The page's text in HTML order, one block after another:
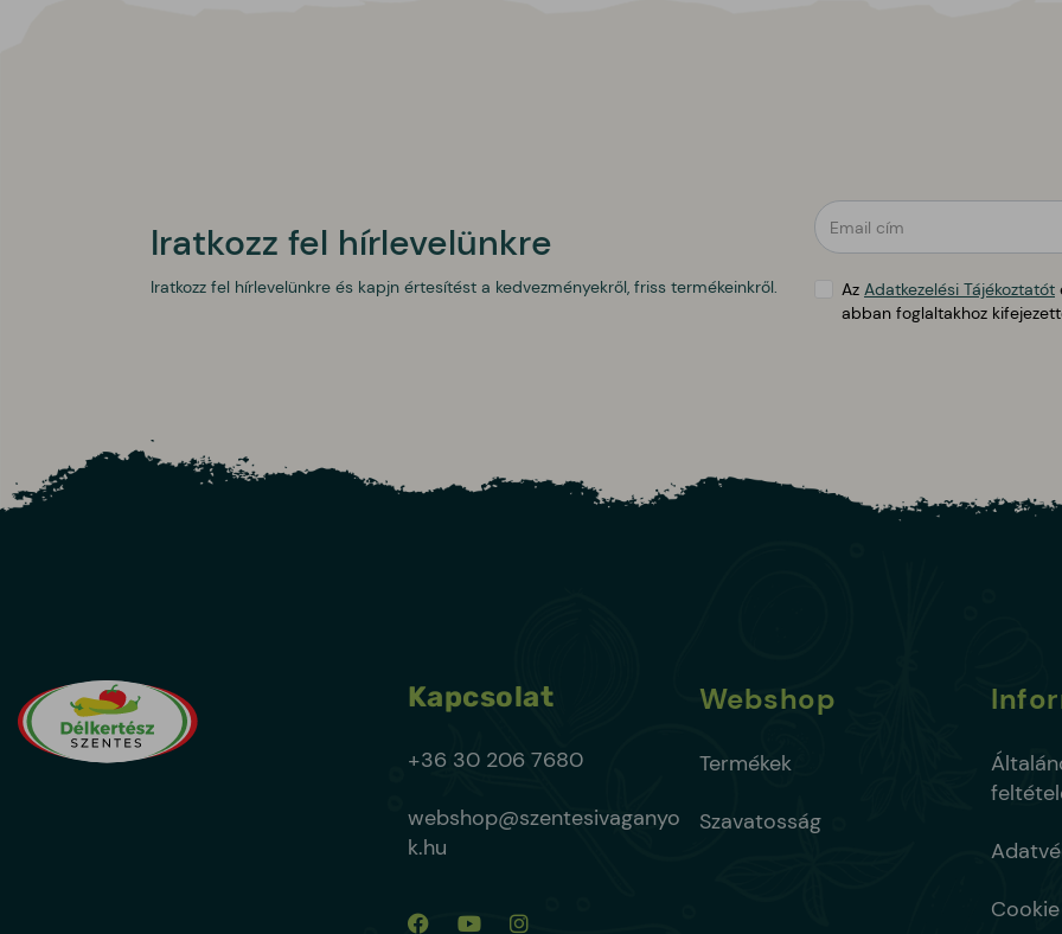
Iratkozz fel hírlevelünkre
Iratkozz fel hírlevelünkre és kapjn értesítést a kedvezményekről, friss termékeinkről.
public.form.general_warning
Az Adatkezelési Tájékoztatót
abban foglaltakhoz
Kapcsolat
+36 30 206 7680
webshop@szentesivaganyo
k.hu
Webshop
Termékek
Szavatosság